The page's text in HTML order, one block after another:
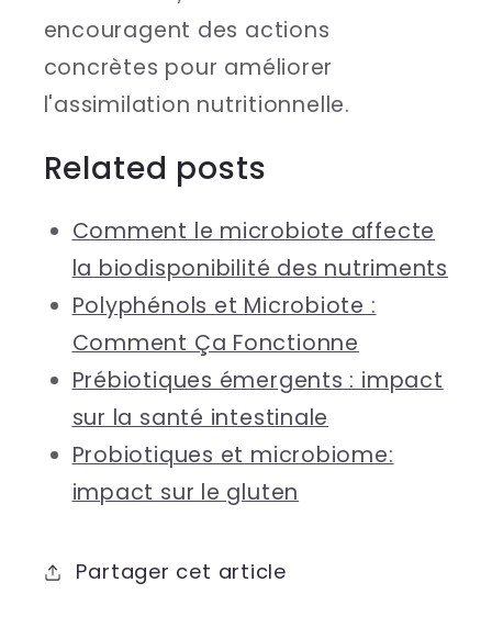
encouragent des actions
concrètes pour améliorer
l'assimilation nutritionnelle.
Related posts
Comment le microbiote affecte
la biodisponibilité des nutriments
Polyphénols et Microbiote :
Comment Ça Fonctionne
Prébiotiques émergents : impact
sur la santé intestinale
Probiotiques et microbiome:
impact sur le gluten
Partager cet article